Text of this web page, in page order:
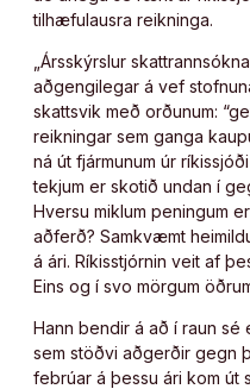
tilhæfulausra reikninga.
„Ársskýrslur
aðgengilegar á vef
skattsvik með orðunum:
reikningar sem ganga
ná út fjármunum úr
tekjum er skotið undan í
Hversu miklum peningum
aðferð? Samkvæmt
á ári. Ríkisstjórnin veit af
Eins og í svo mörgum
Hann bendir á að í raun sé
sem stöðvi aðgerðir gegn
febrúar á þessu ári kom út